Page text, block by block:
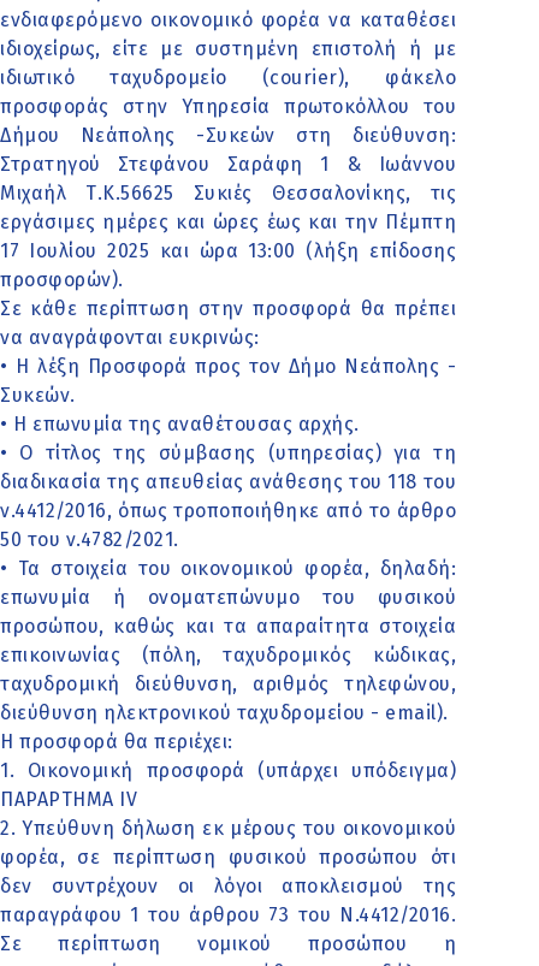
ενδιαφερόμενο οικονομικό φορέα να καταθέσει
ιδιοχείρως, είτε με συστημένη επιστολή ή με
ιδιωτικό ταχυδρομείο (courier), φάκελο
προσφοράς στην Υπηρεσία πρωτοκόλλου του
Δήμου Νεάπολης -Συκεών στη διεύθυνση:
Στρατηγού Στεφάνου Σαράφη 1 & Ιωάννου
Μιχαήλ Τ.Κ.56625 Συκιές Θεσσαλονίκης, τις
εργάσιμες ημέρες και ώρες έως και την Πέμπτη
17 Ιουλίου 2025 και ώρα 13:00 (λήξη επίδοσης
προσφορών).
Σε κάθε περίπτωση στην προσφορά θα πρέπει
να αναγράφονται ευκρινώς:
• Η λέξη Προσφορά προς τον Δήμο Νεάπολης -
Συκεών.
• Η επωνυμία της αναθέτουσας αρχής.
• Ο τίτλος της σύμβασης (υπηρεσίας) για τη
διαδικασία της απευθείας ανάθεσης του 118 του
ν.4412/2016, όπως τροποποιήθηκε από το άρθρο
50 του ν.4782/2021.
• Τα στοιχεία του οικονομικού φορέα, δηλαδή:
επωνυμία ή ονοματεπώνυμο του φυσικού
προσώπου, καθώς και τα απαραίτητα στοιχεία
επικοινωνίας (πόλη, ταχυδρομικός κώδικας,
ταχυδρομική διεύθυνση, αριθμός τηλεφώνου,
διεύθυνση ηλεκτρονικού ταχυδρομείου - email).
Η προσφορά θα περιέχει:
1. Οικονομική προσφορά (υπάρχει υπόδειγμα)
ΠΑΡΑΡΤΗΜΑ ΙV
2. Υπεύθυνη δήλωση εκ μέρους του οικονομικού
φορέα, σε περίπτωση φυσικού προσώπου ότι
δεν συντρέχουν οι λόγοι αποκλεισμού της
παραγράφου 1 του άρθρου 73 του Ν.4412/2016.
Σε περίπτωση νομικού προσώπου η